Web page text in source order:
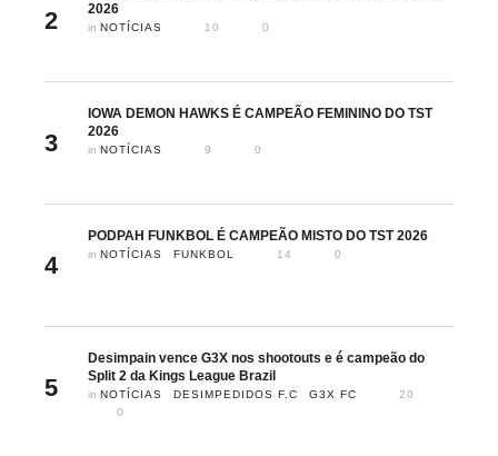
2
2026
in NOTÍCIAS 10 0
3
IOWA DEMON HAWKS É CAMPEÃO FEMININO DO TST
2026
in NOTÍCIAS 9 0
4
PODPAH FUNKBOL É CAMPEÃO MISTO DO TST 2026
in NOTÍCIAS FUNKBOL 14 0
5
Desimpain vence G3X nos shootouts e é campeão do
Split 2 da Kings League Brazil
in NOTÍCIAS DESIMPEDIDOS F.C G3X FC
20
0